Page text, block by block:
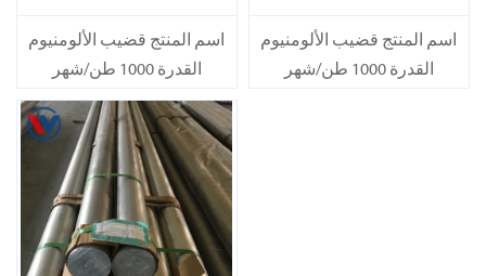
اسم المنتج قضيب الألومنيوم
القدرة 1000 طن/شهر
ألومنيوم 3005
اسم المنتج قضيب الألومنيوم
القدرة 1000 طن/شهر